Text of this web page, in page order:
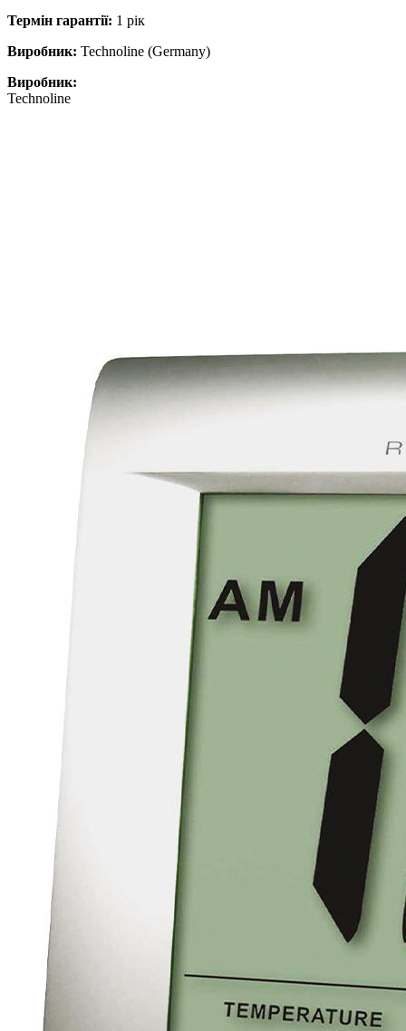
Термін гарантії: 1 рік
Виробник: Technoline (Germany)
Виробник:
Technoline